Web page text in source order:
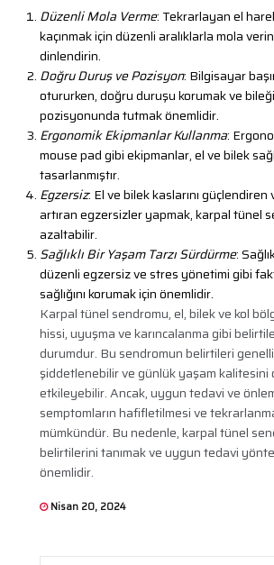
Düzenli Mola Verme: Tekrarlayan el
kaçınmak için düzenli aralıklarla mola
dinlendirin.
Doğru Duruş ve Pozisyon: Bilgisayar
otururken, doğru duruşu korumak ve
pozisyonunda tutmak önemlidir.
Ergonomik Ekipmanlar Kullanma:
mouse pad gibi ekipmanlar, el ve bilek
tasarlanmıştır.
Egzersiz: El ve bilek kaslarını
artıran egzersizler yapmak, karpal tünel
azaltabilir.
Sağlıklı Bir Yaşam Tarzı Sürdürme:
düzenli egzersiz ve stres yönetimi gibi
sağlığını korumak için önemlidir.
Karpal tünel sendromu, el, bilek ve kol
hissi, uyuşma ve karıncalanma gibi
durumdur. Bu sendromun belirtileri
şiddetlenebilir ve günlük yaşam kalitesini
etkileyebilir. Ancak, uygun tedavi ve
semptomların hafifletilmesi ve
mümkündür. Bu nedenle, karpal tünel
belirtilerini tanımak ve uygun tedavi
önemlidir.
Nisan 20, 2024